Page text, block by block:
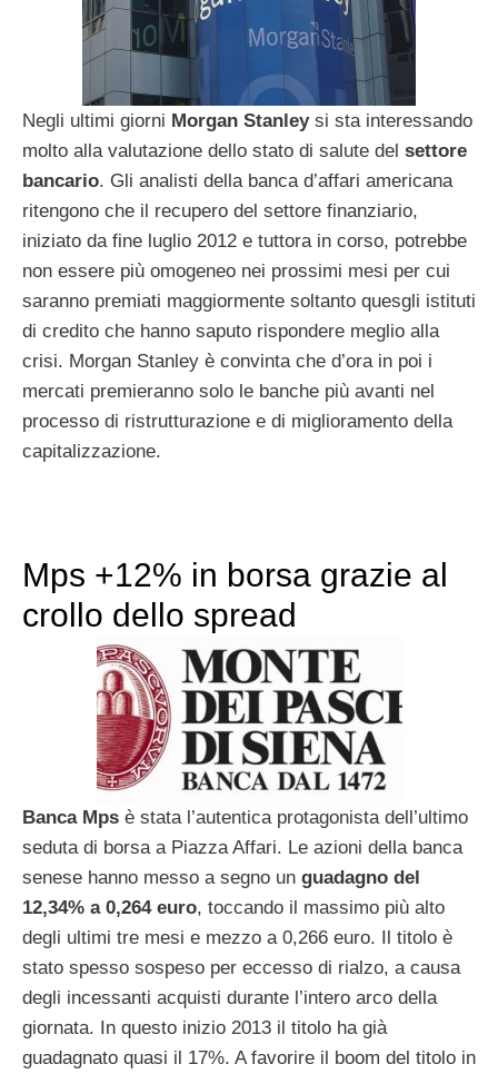
Negli ultimi giorni Morgan Stanley si sta interessando
molto alla valutazione dello stato di salute del settore
bancario. Gli analisti della banca d’affari americana
ritengono che il recupero del settore finanziario,
iniziato da fine luglio 2012 e tuttora in corso, potrebbe
non essere più omogeneo nei prossimi mesi per cui
saranno premiati maggiormente soltanto quesgli istituti
di credito che hanno saputo rispondere meglio alla
crisi. Morgan Stanley è convinta che d’ora in poi i
mercati premieranno solo le banche più avanti nel
processo di ristrutturazione e di miglioramento della
capitalizzazione.
Mps +12% in borsa grazie al
crollo dello spread
Banca Mps è stata l’autentica protagonista dell’ultimo
seduta di borsa a Piazza Affari. Le azioni della banca
senese hanno messo a segno un guadagno del
12,34% a 0,264 euro, toccando il massimo più alto
degli ultimi tre mesi e mezzo a 0,266 euro. Il titolo è
stato spesso sospeso per eccesso di rialzo, a causa
degli incessanti acquisti durante l’intero arco della
giornata. In questo inizio 2013 il titolo ha già
guadagnato quasi il 17%. A favorire il boom del titolo in